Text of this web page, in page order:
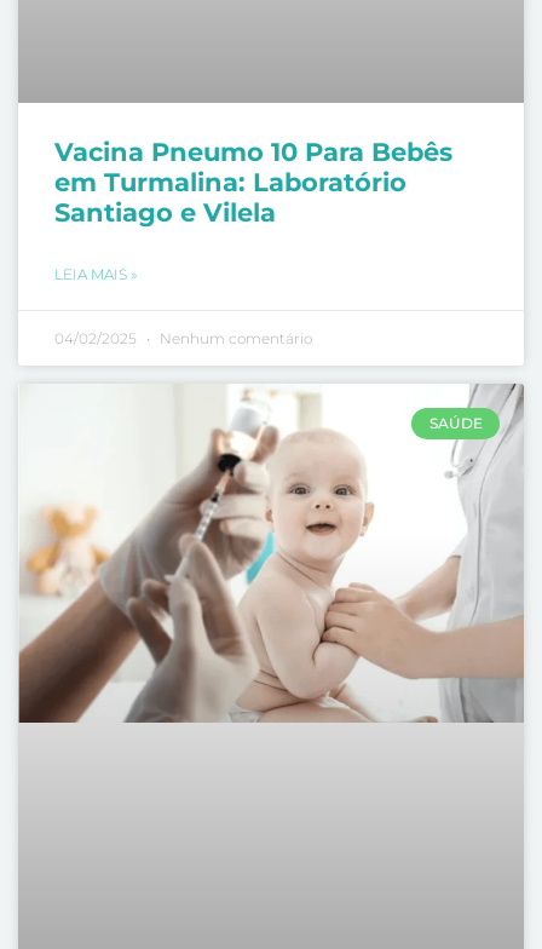
Vacina Pneumo 10 Para Bebês
em Turmalina: Laboratório
Santiago e Vilela
LEIA MAIS »
04/02/2025 Nenhum comentário
SAÚDE